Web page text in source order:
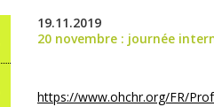
19.11.2019
20 novembre : journée
https://www.ohchr.org/FR/